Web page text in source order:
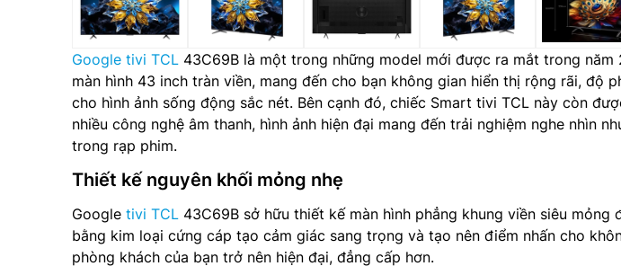
Google tivi TCL 43C69B là một trong những model mới được ra mắt trong năm
màn hình 43 inch tràn viền, mang đến cho bạn không gian hiển thị rộng rãi, độ
cho hình ảnh sống động sắc nét. Bên cạnh đó, chiếc Smart tivi TCL này còn
nhiều công nghệ âm thanh, hình ảnh hiện đại mang đến trải nghiệm nghe nhìn
trong rạp phim.
Thiết kế nguyên khối mỏng nhẹ
Google tivi TCL 43C69B sở hữu thiết kế màn hình phẳng khung viền siêu mỏng
bằng kim loại cứng cáp tạo cảm giác sang trọng và tạo nên điểm nhấn cho
phòng khách của bạn trở nên hiện đại, đẳng cấp hơn.